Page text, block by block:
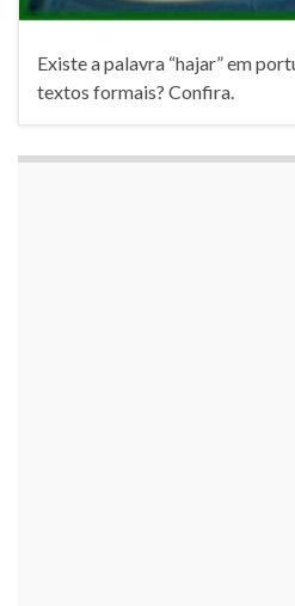
Existe a palavra “hajar” em
textos formais? Confira.